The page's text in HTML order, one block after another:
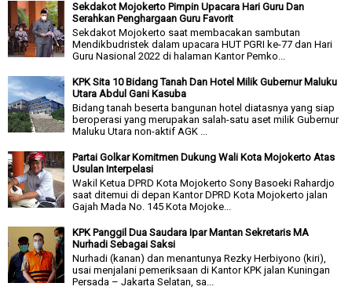
Sekdakot Mojokerto Pimpin Upacara Hari Guru Dan
Serahkan Penghargaan Guru Favorit
Sekdakot Mojokerto saat membacakan sambutan
Mendikbudristek dalam upacara HUT PGRI ke-77 dan Hari
Guru Nasional 2022 di halaman Kantor Pemko...
KPK Sita 10 Bidang Tanah Dan Hotel Milik Gubernur Maluku
Utara Abdul Gani Kasuba
Bidang tanah beserta bangunan hotel diatasnya yang siap
beroperasi yang merupakan salah-satu aset milik Gubernur
Maluku Utara non-aktif AGK ...
Partai Golkar Komitmen Dukung Wali Kota Mojokerto Atas
Usulan Interpelasi
Wakil Ketua DPRD Kota Mojokerto Sony Basoeki Rahardjo
saat ditemui di depan Kantor DPRD Kota Mojokerto jalan
Gajah Mada No. 145 Kota Mojoke...
KPK Panggil Dua Saudara Ipar Mantan Sekretaris MA
Nurhadi Sebagai Saksi
Nurhadi (kanan) dan menantunya Rezky Herbiyono (kiri),
usai menjalani pemeriksaan di Kantor KPK jalan Kuningan
Persada – Jakarta Selatan, sa...